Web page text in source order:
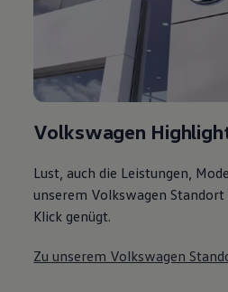
Volkswagen
Lust, auch die Leistungen,
unserem Volkswagen
Klick genügt.
Zu unserem Volkswagen